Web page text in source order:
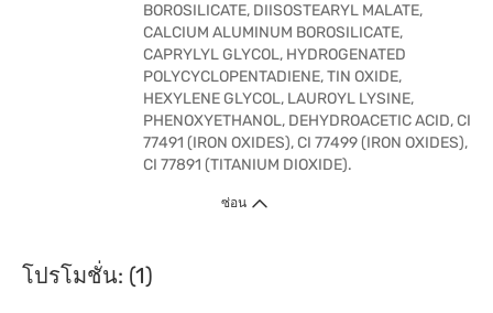
BOROSILICATE, DIISOSTEARYL MALATE,
CALCIUM ALUMINUM BOROSILICATE,
CAPRYLYL GLYCOL, HYDROGENATED
POLYCYCLOPENTADIENE, TIN OXIDE,
HEXYLENE GLYCOL, LAUROYL LYSINE,
PHENOXYETHANOL, DEHYDROACETIC ACID, CI
77491 (IRON OXIDES), CI 77499 (IRON OXIDES),
CI 77891 (TITANIUM DIOXIDE).
ซ่อน
โปรโมชั่น: (1)